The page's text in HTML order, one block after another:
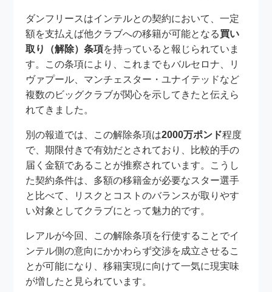
ダンフリースはインテルとの契約において、一定
額を支払えば他クラブへの移籍が可能となる買い
取り（解除）条項を持っていると報じられていま
す。この条項により、これまでもバルセロナ、リ
ヴァプール、マンチェスター・ユナイテッドなど
複数のビッグクラブが関心を示してきたと伝えら
れてきました。
別の報道では、この解除条項は2000万ポンド程度
で、期限付きで有効だとされており、比較的手の
届く金額であることが推察されています。こうし
た契約条件は、多額の移籍金が必要なスター選手
と比べて、リスクとコストのバランスが取りやす
い対象としてクラブにとって魅力的です。
レアルが今回、この解除条項を行使することでイ
ンテル側の意向にかかわらず交渉を成立させるこ
とが可能になり、移籍実現に向けて一気に現実味
が増したと見られています。